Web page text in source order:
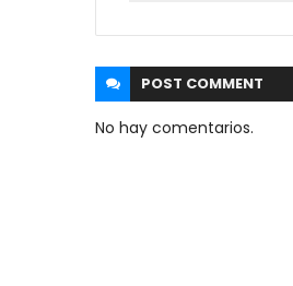
POST COMMENT
No hay comentarios.